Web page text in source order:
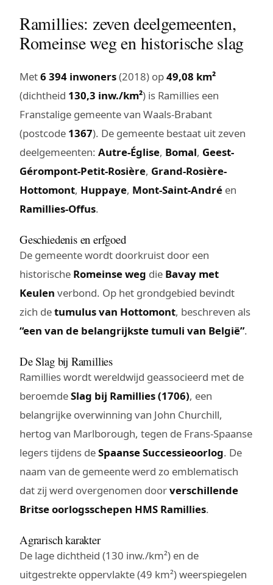
Ramillies: zeven deelgemeenten,
Romeinse weg en historische slag
Met6 394 inwoners(2018) op49,08 km²
(dichtheid 130,3 inw./km²) is Ramillies een
Franstalige gemeente van Waals-Brabant
(postcode 1367). De gemeente bestaat uit zeven
deelgemeenten: Autre-Église, Bomal, Geest-
Gérompont-Petit-Rosière, Grand-Rosière-
Hottomont, Huppaye, Mont-Saint-André en
Ramillies-Offus.
Geschiedenis en erfgoed
De gemeente wordt doorkruist door een
historische Romeinse weg die Bavay met
Keulen verbond. Op het grondgebied bevindt
zich detumulus van Hottomont, beschreven als
“een van de belangrijkste tumuli van België”.
De Slag bij Ramillies
Ramillies wordt wereldwijd geassocieerd met de
beroemdeSlag bij Ramillies (1706), een
belangrijke overwinning van John Churchill,
hertog van Marlborough, tegen de Frans-Spaanse
legers tijdens deSpaanse Successieoorlog. De
naam van de gemeente werd zo emblematisch
dat zij werd overgenomen doorverschillende
Britse oorlogsschepen HMS Ramillies.
Agrarisch karakter
De lage dichtheid (130 inw./km²) en de
uitgestrekte oppervlakte (49 km²) weerspiegelen